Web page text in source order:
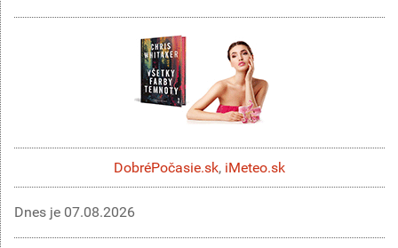
DobréPočasie.sk, iMeteo.sk
Dnes je 07.08.2026